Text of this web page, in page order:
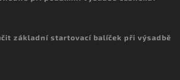
základní startovací balíček při výsadbě